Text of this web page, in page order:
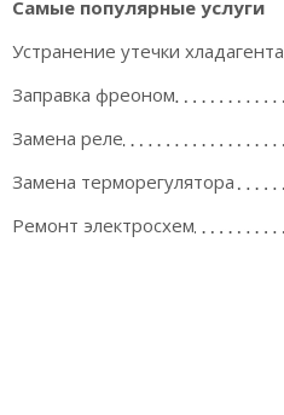
Самые популярные услуги
Устранение утечки хладагента
Заправка фреоном
Замена реле
Замена терморегулятора
Ремонт электросхем